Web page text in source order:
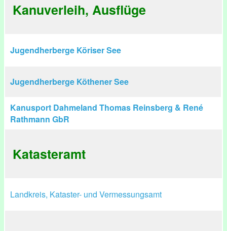
Kanuverleih, Ausflüge
Jugendherberge Köriser See
Jugendherberge Köthener See
Kanusport Dahmeland Thomas Reinsberg & René
Rathmann GbR
Katasteramt
Landkreis, Kataster- und Vermessungsamt